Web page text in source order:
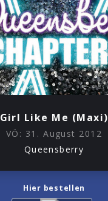
Girl Like Me (Maxi)
VÖ: 31. August 2012
Queensberry
Hier bestellen